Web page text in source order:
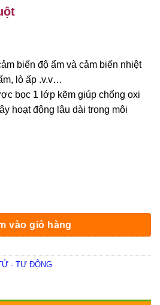
biến độ ẩm và cảm biến nhiệt
lò ấp .v.v…
bọc 1 lớp kẽm giúp chống oxi
hoạt động lâu dài trong môi
vào giỏ hàng
- TỰ ĐỘNG